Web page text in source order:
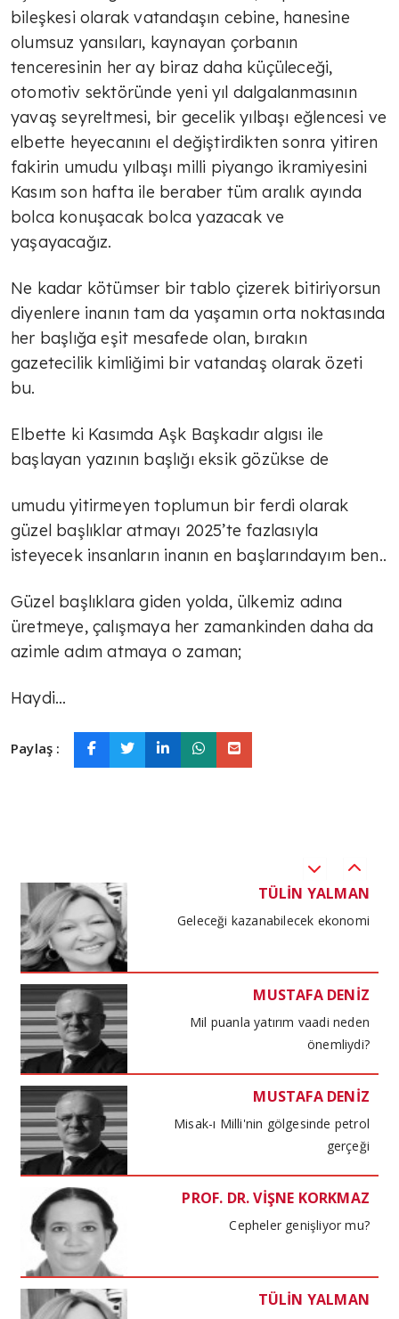
bileşkesi olarak vatandaşın cebine, hanesine
olumsuz yansıları, kaynayan çorbanın
tenceresinin her ay biraz daha küçüleceği,
otomotiv sektöründe yeni yıl dalgalanmasının
yavaş seyreltmesi, bir gecelik yılbaşı eğlencesi ve
elbette heyecanını el değiştirdikten sonra yitiren
fakirin umudu yılbaşı milli piyango ikramiyesini
Kasım son hafta ile beraber tüm aralık ayında
bolca konuşacak bolca yazacak ve
yaşayacağız.
Ne kadar kötümser bir tablo çizerek bitiriyorsun
diyenlere inanın tam da yaşamın orta noktasında
her başlığa eşit mesafede olan, bırakın
gazetecilik kimliğimi bir vatandaş olarak özeti
bu.
Elbette ki Kasımda Aşk Başkadır algısı ile
başlayan yazının başlığı eksik gözükse de
umudu yitirmeyen toplumun bir ferdi olarak
güzel başlıklar atmayı 2025’te fazlasıyla
isteyecek insanların inanın en başlarındayım ben..
Güzel başlıklara giden yolda, ülkemiz adına
üretmeye, çalışmaya her zamankinden daha da
azimle adım atmaya o zaman;
Haydi…
Paylaş :
Geçici rahatlama mı çözüm mü?
TÜLİN YALMAN
İlham veren kadınlar
TÜLİN YALMAN
Traktörleri ile Selanik'te eylem
yapan çiftçiler hükümetten destek
TÜLİN YALMAN
Tarım geleceğe taşınır mı?
unuttu mu?
Böyle olmayacak
Ahmed Şara Ankara'da
TÜLİN YALMAN
Geleceği kazanabilecek ekonomi
MUSTAFA DENİZ
Mil puanla yatırım vaadi neden
önemliydi?
MUSTAFA DENİZ
Misak-ı Milli'nin gölgesinde petrol
gerçeği
PROF. DR. VİŞNE KORKMAZ
Cepheler genişliyor mu?
TÜLİN YALMAN